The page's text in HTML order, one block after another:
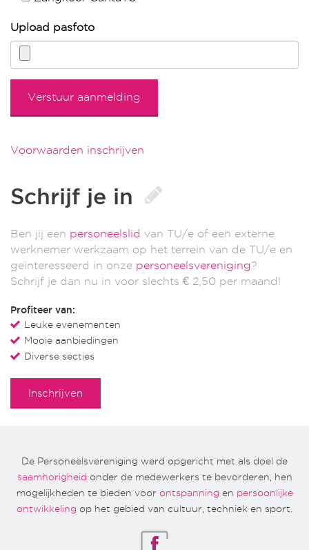
Upload pasfoto
Voorwaarden inschrijven
Schrijf je in
Ben jij een personeelslid van TU/e of een externe
werknemer werkzaam op het terrein van de TU/e en
geïnteresseerd in onze personeelsvereniging?
Schrijf je dan nu in voor slechts € 2,50 per maand!
Profiteer van:
Leuke evenementen
Mooie aanbiedingen
Diverse secties
Inschrijven
De Personeelsvereniging werd opgericht met als doel de
saamhorigheid onder de medewerkers te bevorderen, hen
mogelijkheden te bieden voor ontspanning en persoonlijke
ontwikkeling op het gebied van cultuur, techniek en sport.